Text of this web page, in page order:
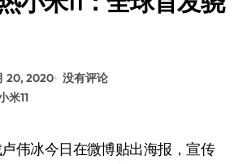
20, 2020 没有评论
米11